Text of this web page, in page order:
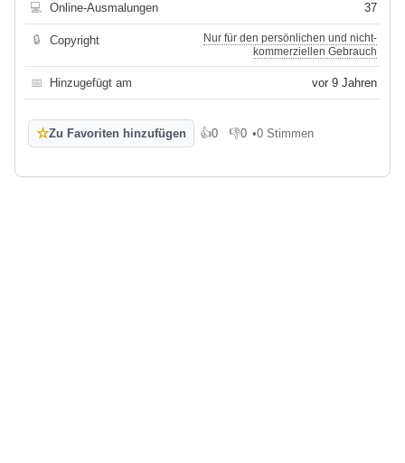
💻 Online-Ausmalungen 37
🔒 Copyright
Nur für den persönlichen und nicht-
kommerziellen Gebrauch
📅 Hinzugefügt am vor 9 Jahren
☆Zu Favoriten hinzufügen 👍0
Gefällt mir
👎0
Gefällt mir nicht
•0 Stimmen